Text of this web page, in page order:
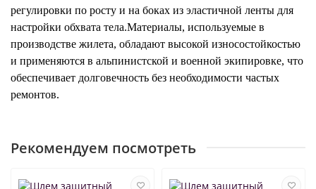
регулировки по росту и на боках из эластичной ленты для
настройки обхвата тела.Материалы, используемые в
производстве жилета, обладают высокой износостойкостью
и применяются в альпинистской и военной экипировке, что
обеспечивает долговечность без необходимости частых
ремонтов.
Рекомендуем посмотреть